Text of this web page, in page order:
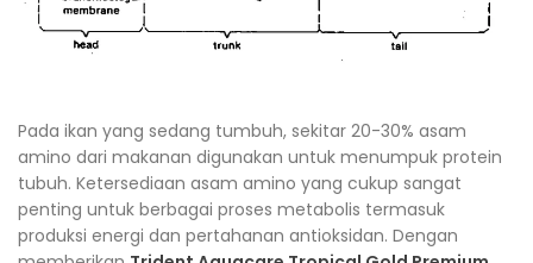
Pada ikan yang sedang tumbuh, sekitar 20-30% asam
amino dari makanan digunakan untuk menumpuk protein
tubuh. Ketersediaan asam amino yang cukup sangat
penting untuk berbagai proses metabolis termasuk
produksi energi dan pertahanan antioksidan. Dengan